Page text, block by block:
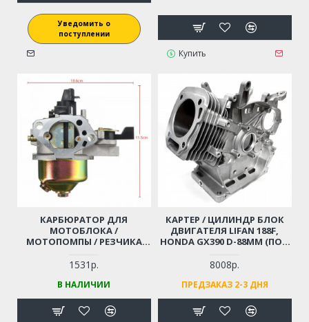
Уведомить о
поступлении
Купить
КАРБЮРАТОР ДЛЯ
МОТОБЛОКА /
МОТОПОМПЫ / РЕЗЧИКА
LIFAN 188F, 190F
1531р.
В НАЛИЧИИ
КАРТЕР / ЦИЛИНДР БЛОК
ДВИГАТЕЛЯ LIFAN 188F,
HONDA GX390 D-88ММ (ПОД
МОТОБЛОКА / ГЕНЕРАТОРА
/ МОТОПОМПЫ И ПР.
8008р.
ПРЕДЗАКАЗ 2-3 ДНЯ